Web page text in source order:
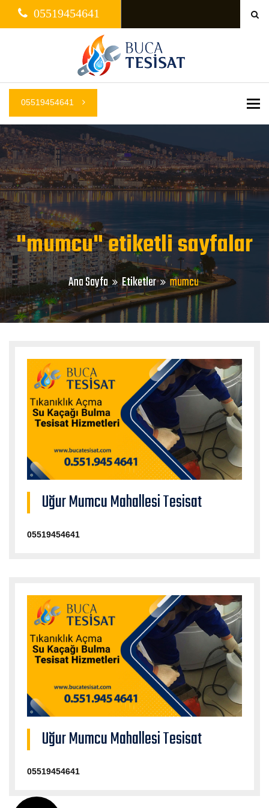
05519454641
05519454641
"mumcu" etiketli sayfalar
Ana Sayfa Etiketler mumcu
Uğur Mumcu Mahallesi Tesisat
05519454641
Uğur Mumcu Mahallesi Tesisat
05519454641